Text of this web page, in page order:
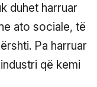
duhet harruar
ato sociale, të
Pa harruar
që kemi